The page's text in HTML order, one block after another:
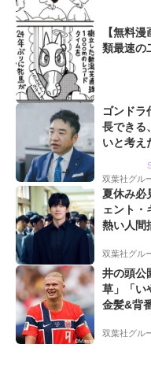
【無料
類最速の
ゴンドラ
長できる
いと考え
双葉社グル
夏休み必
ェント・
熱い人間
双葉社グル
井の頭公
草」「い
金髪&背
ー”映像
双葉社グル